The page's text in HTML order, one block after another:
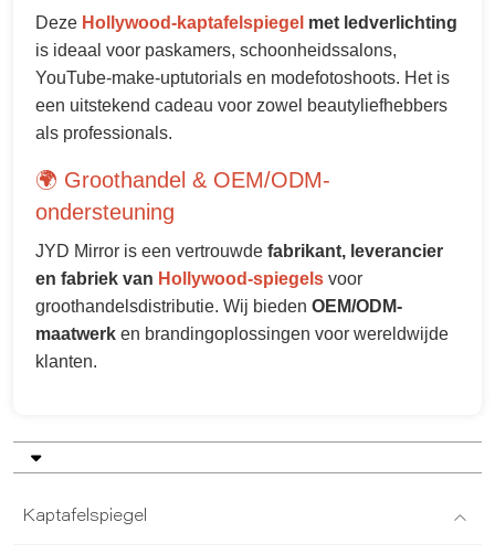
Deze Hollywood-kaptafelspiegel met ledverlichting
is ideaal voor paskamers, schoonheidssalons,
YouTube-make-uptutorials en modefotoshoots. Het is
een uitstekend cadeau voor zowel beautyliefhebbers
als professionals.
🌍 Groothandel & OEM/ODM-
ondersteuning
JYD Mirror is een vertrouwde fabrikant, leverancier
en fabriek van Hollywood-spiegels voor
groothandelsdistributie. Wij bieden OEM/ODM-
maatwerk en brandingoplossingen voor wereldwijde
klanten.
Kaptafelspiegel